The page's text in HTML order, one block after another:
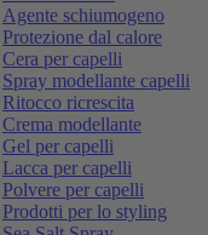
Agente schiumogeno
Protezione dal calore
Cera per capelli
Spray modellante capelli
Ritocco ricrescita
Crema modellante
Gel per capelli
Lacca per capelli
Polvere per capelli
Prodotti per lo styling